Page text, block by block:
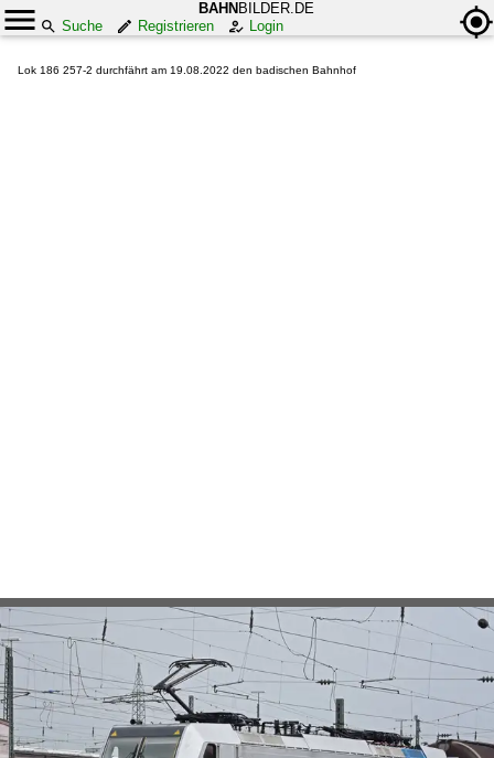
BAHN BILDER.DE
Suche
Registrieren Login
Lok 186 257-2 durchfährt am 19.08.2022 den badischen Bahnhof